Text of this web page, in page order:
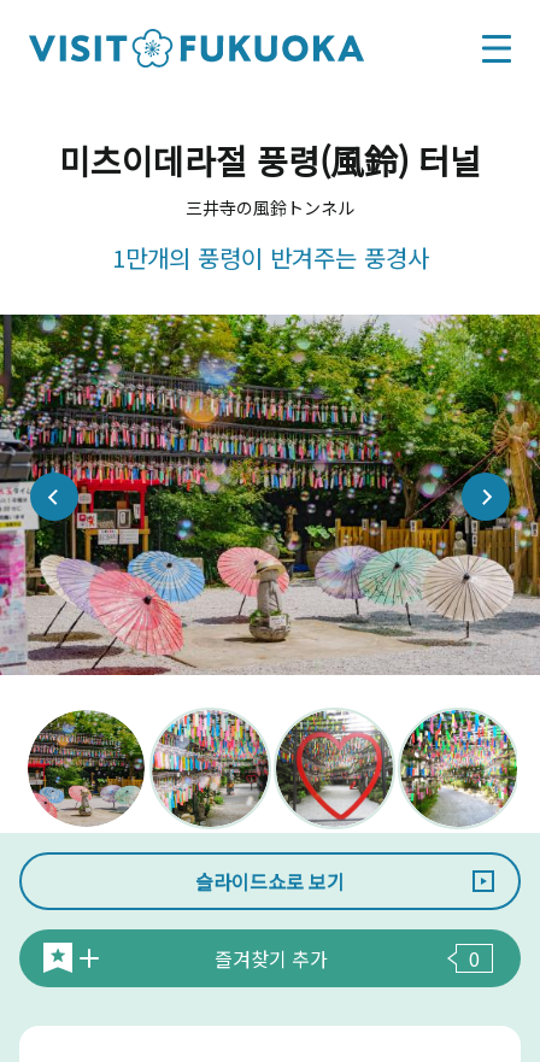
미츠이데라절 풍령(風鈴) 터널
三井寺の風鈴トンネル
1만개의 풍령이 반겨주는 풍경사
슬라이드쇼로 보기
즐겨찾기 추가 0